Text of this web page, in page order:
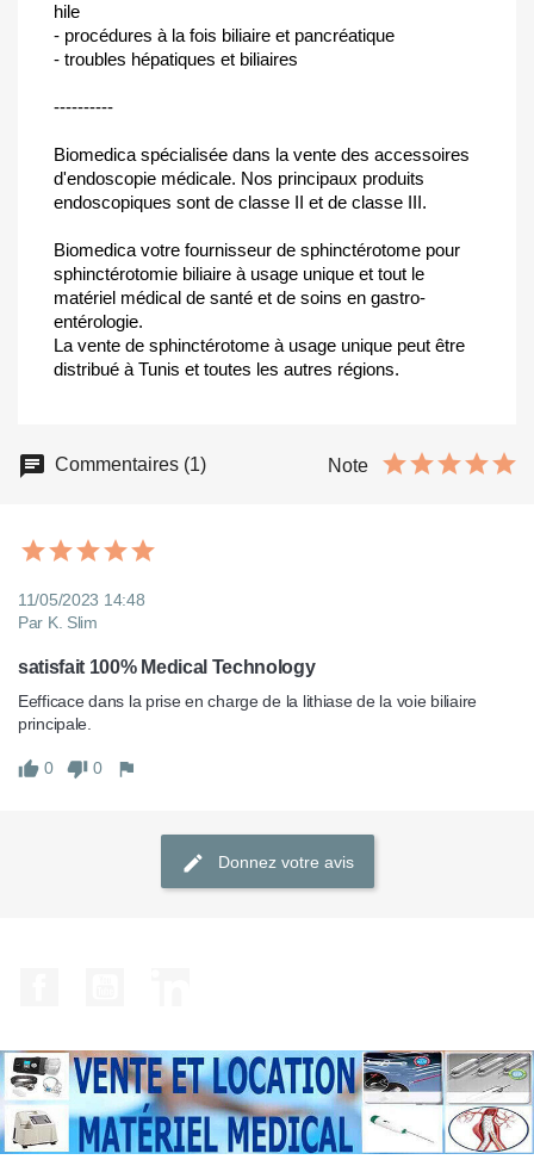
hile
- procédures à la fois biliaire et pancréatique
- troubles hépatiques et biliaires
----------
Biomedica spécialisée dans la vente des accessoires
d'endoscopie médicale. Nos principaux produits
endoscopiques sont de classe II et de classe III.
Biomedica votre fournisseur de sphinctérotome pour
sphinctérotomie biliaire à usage unique et tout le
matériel médical de santé et de soins en gastro-
entérologie.
La vente de sphinctérotome à usage unique peut être
distribué à Tunis et toutes les autres régions.
Commentaires (1) Note
11/05/2023 14:48
Par K. Slim
satisfait 100% Medical Technology
Eefficace dans la prise en charge de la lithiase de la voie biliaire
principale.
0 0
Donnez votre avis